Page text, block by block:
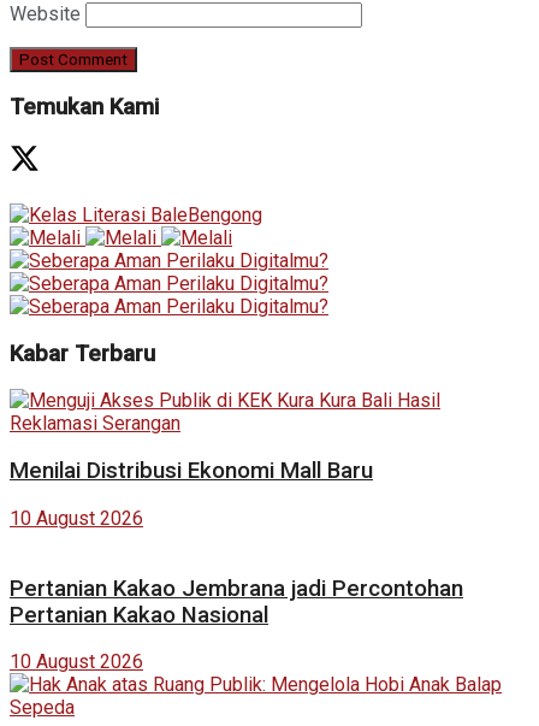
Website
Temukan Kami
Kabar Terbaru
Menilai Distribusi Ekonomi Mall Baru
10 August 2026
Pertanian Kakao Jembrana jadi Percontohan
Pertanian Kakao Nasional
10 August 2026